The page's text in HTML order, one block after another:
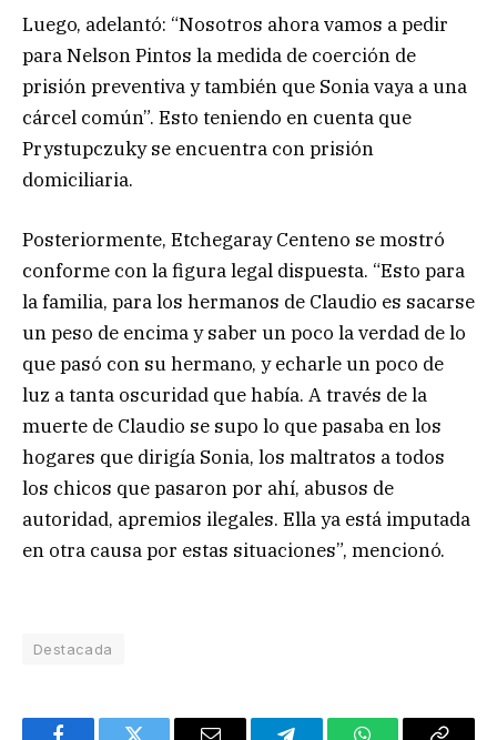
Luego, adelantó: “Nosotros ahora vamos a pedir
para Nelson Pintos la medida de coerción de
prisión preventiva y también que Sonia vaya a una
cárcel común”. Esto teniendo en cuenta que
Prystupczuky se encuentra con prisión
domiciliaria.
Posteriormente, Etchegaray Centeno se mostró
conforme con la figura legal dispuesta. “Esto para
la familia, para los hermanos de Claudio es sacarse
un peso de encima y saber un poco la verdad de lo
que pasó con su hermano, y echarle un poco de
luz a tanta oscuridad que había. A través de la
muerte de Claudio se supo lo que pasaba en los
hogares que dirigía Sonia, los maltratos a todos
los chicos que pasaron por ahí, abusos de
autoridad, apremios ilegales. Ella ya está imputada
en otra causa por estas situaciones”, mencionó.
Destacada